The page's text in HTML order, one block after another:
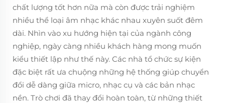
chất lượng tốt hơn nữa mà còn được trải nghiệm
nhiều thể loại âm nhạc khác nhau xuyên suốt đêm
dài. Nhìn vào xu hướng hiện tại của ngành công
nghiệp, ngày càng nhiều khách hàng mong muốn
kiểu thiết lập như thế này. Các nhà tổ chức sự kiện
đặc biệt rất ưa chuộng những hệ thống giúp chuyển
đổi dễ dàng giữa micro, nhạc cụ và các bản nhạc
nền. Trò chơi đã thay đổi hoàn toàn, từ những thiết